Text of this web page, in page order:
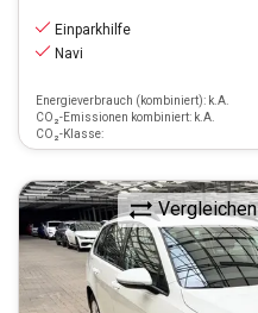
Einparkhilfe
Navi
Energieverbrauch (kombiniert): k.A.
CO₂-Emissionen kombiniert: k.A.
CO₂-Klasse:
Vergleichen